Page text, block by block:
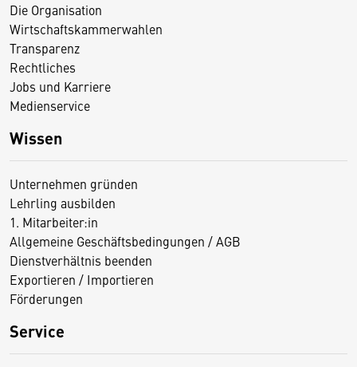
Die Organisation
Wirtschaftskammerwahlen
Transparenz
Rechtliches
Jobs und Karriere
Medienservice
Wissen
Unternehmen gründen
Lehrling ausbilden
1. Mitarbeiter:in
Allgemeine Geschäftsbedingungen / AGB
Dienstverhältnis beenden
Exportieren / Importieren
Förderungen
Service